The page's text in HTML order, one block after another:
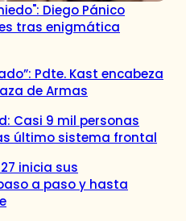
Diego Pánico
tras enigmática
Pdte. Kast encabeza
de Armas
Casi 9 mil personas
último sistema frontal
inicia sus
a paso y hasta